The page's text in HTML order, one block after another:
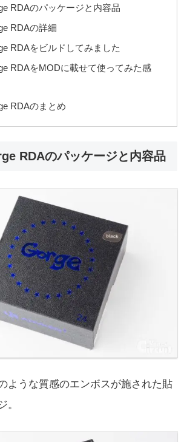
RDAのパッケージと内容品
RDAの詳細
RDAをビルドしてみました
RDAをMODに載せて使ってみた感
RDAのまとめ
RDAのパッケージと内容品
ような質感のエンボスが施された貼
。